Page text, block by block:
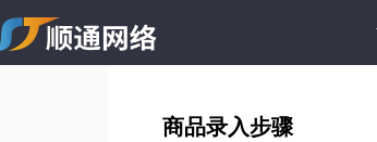
商品录入步骤